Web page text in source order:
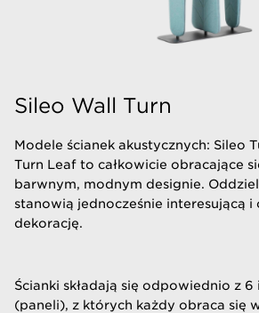
Sileo Wall Turn
Modele ścianek akustycznych: Sileo
Turn Leaf to całkowicie obracające
barwnym, modnym designie.
stanowią jednocześnie interesującą i
dekorację.
Ścianki składają się odpowiednio z
(paneli), z których każdy obraca się